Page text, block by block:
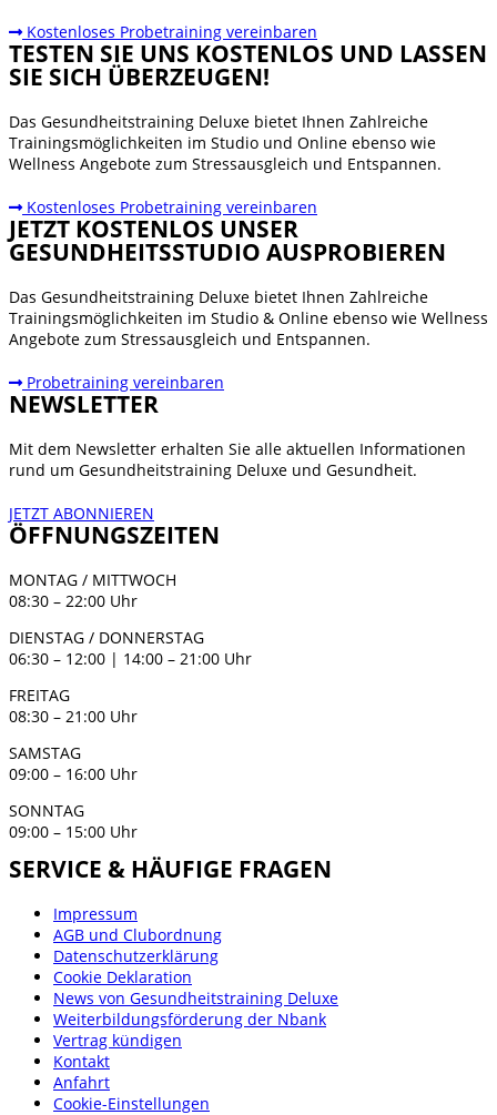
Kostenloses Probetraining vereinbaren
TESTEN SIE UNS KOSTENLOS UND LASSEN
SIE SICH ÜBERZEUGEN!
Das Gesundheitstraining Deluxe bietet Ihnen Zahlreiche
Trainingsmöglichkeiten im Studio und Online ebenso wie
Wellness Angebote zum Stressausgleich und Entspannen.
Kostenloses Probetraining vereinbaren
JETZT KOSTENLOS UNSER
GESUNDHEITSSTUDIO AUSPROBIEREN
Das Gesundheitstraining Deluxe bietet Ihnen Zahlreiche
Trainingsmöglichkeiten im Studio & Online ebenso wie Wellness
Angebote zum Stressausgleich und Entspannen.
Probetraining vereinbaren
NEWSLETTER
Mit dem Newsletter erhalten Sie alle aktuellen Informationen
rund um Gesundheitstraining Deluxe und Gesundheit.
JETZT ABONNIEREN
ÖFFNUNGSZEITEN
MONTAG / MITTWOCH
08:30 – 22:00 Uhr
DIENSTAG / DONNERSTAG
06:30 – 12:00 | 14:00 – 21:00 Uhr
FREITAG
08:30 – 21:00 Uhr
SAMSTAG
09:00 – 16:00 Uhr
SONNTAG
09:00 – 15:00 Uhr
SERVICE & HÄUFIGE FRAGEN
Impressum
AGB und Clubordnung
Datenschutzerklärung
Cookie Deklaration
News von Gesundheitstraining Deluxe
Weiterbildungsförderung der Nbank
Vertrag kündigen
Kontakt
Anfahrt
Cookie-Einstellungen